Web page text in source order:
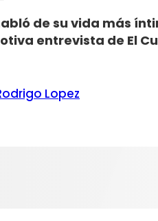
de su vida más
entrevista de El
Lopez